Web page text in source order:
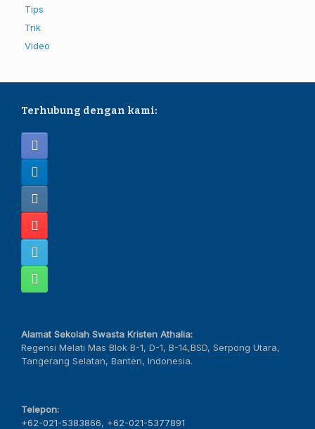
Tips
Trik
Video
Terhubung dengan kami:
Alamat Sekolah Swasta Kristen Athalia:
Regensi Melati Mas Blok B-1, D-1, B-14,BSD, Serpong Utara,
Tangerang Selatan, Banten, Indonesia.
Telepon:
+62-021-5383866, +62-021-5377891